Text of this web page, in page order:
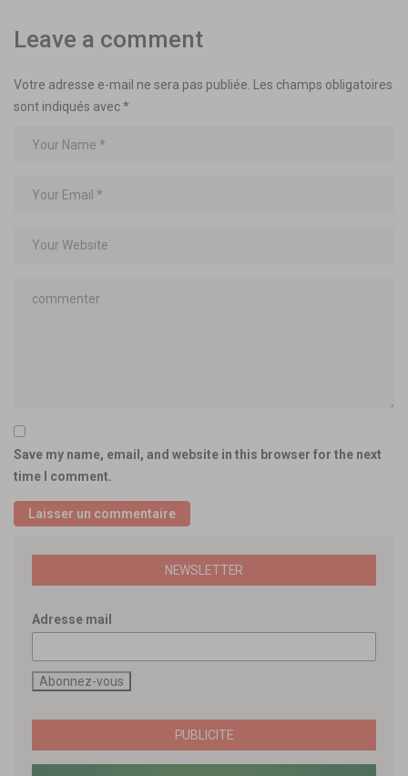
Leave a comment
Votre adresse e-mail ne sera pas publiée.
Les champs obligatoires
sont indiqués avec*
Save my name, email, and website in this browser for the next
time I comment.
NEWSLETTER
Adresse mail
PUBLICITE